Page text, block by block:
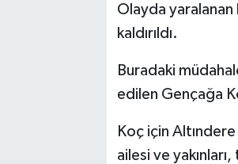
Olayda yaralanan
kaldırıldı.
Buradaki
edilen Gençağa
Koç için
ailesi ve